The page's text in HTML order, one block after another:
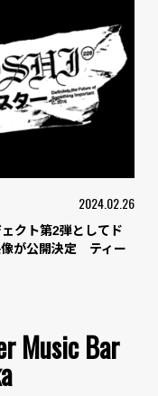
2024.02.26
クト第2弾としてド
像が公開決定 ティー
Music Bar